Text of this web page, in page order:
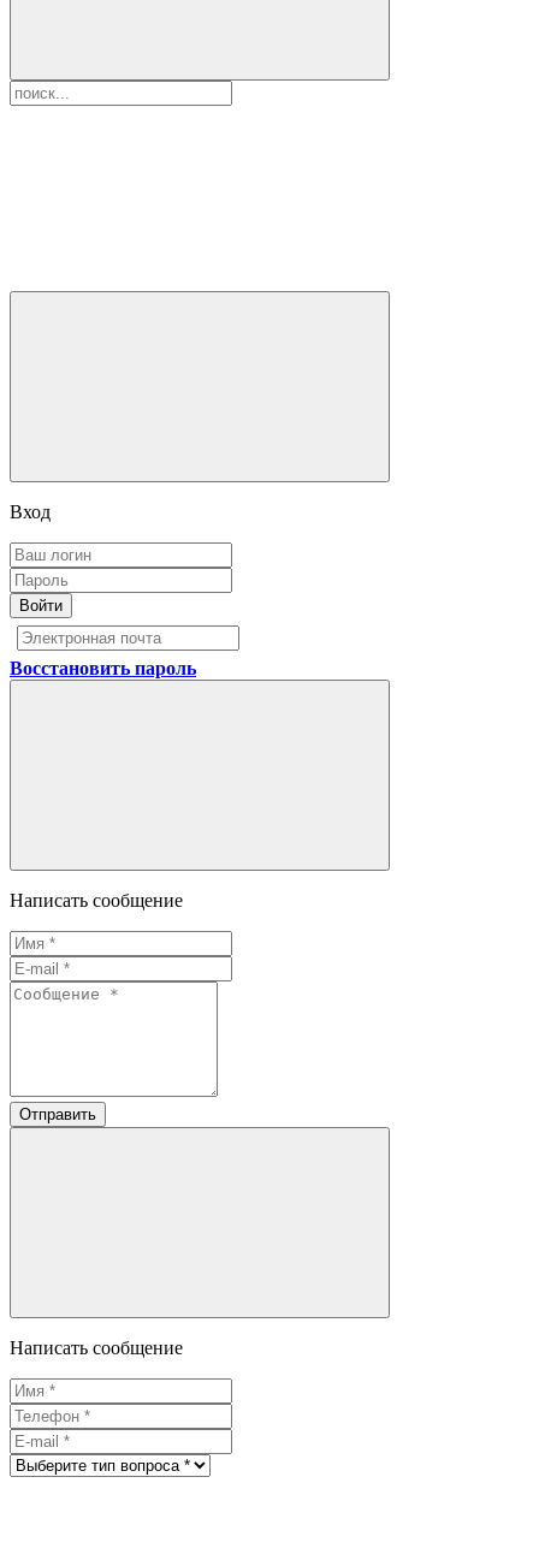
Вход
Войти
Восстановить пароль
Написать сообщение
Отправить
Написать сообщение